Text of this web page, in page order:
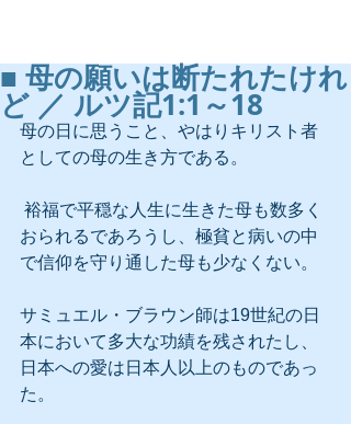
■ 母の願いは断たれたけれ
ど ／ ルツ記1:1～18
母の日に思うこと、やはりキリスト者
としての母の生き方である。
おられるであろうし、極貧と病いの中
で信仰を守り通した母も少なくない。
サミュエル・ブラウン師は19世紀の日
本において多大な功績を残されたし、
日本への愛は日本人以上のものであっ
た。